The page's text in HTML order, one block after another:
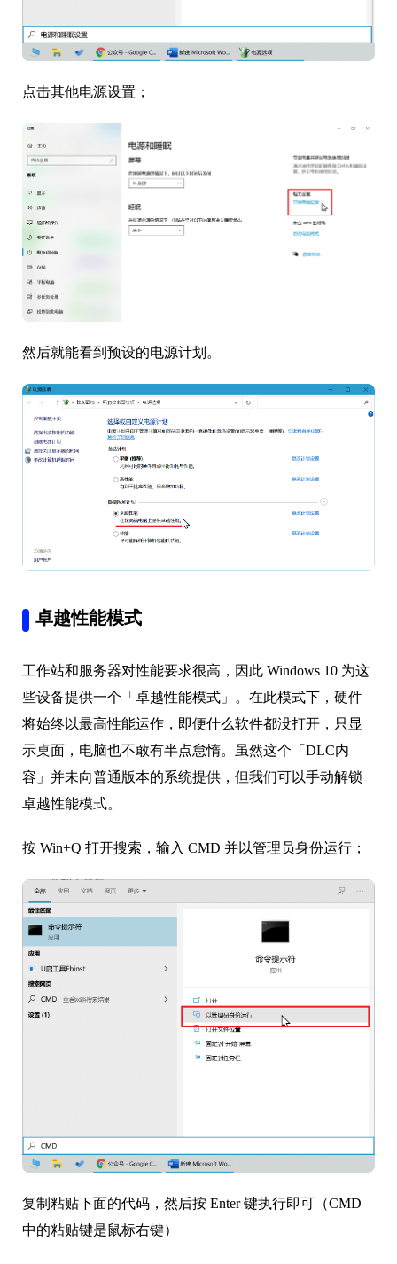
点击其他电源设置；
然后就能看到预设的电源计划。
卓越性能模式
工作站和服务器对性能要求很高，因此 Windows 10 为这
些设备提供一个「卓越性能模式」。在此模式下，硬件
将始终以最高性能运作，即便什么软件都没打开，只显
示桌面，电脑也不敢有半点怠惰。虽然这个「DLC内
容」并未向普通版本的系统提供，但我们可以手动解锁
卓越性能模式。
按 Win+Q 打开搜索，输入 CMD 并以管理员身份运行；
复制粘贴下面的代码，然后按 Enter 键执行即可（CMD
中的粘贴键是鼠标右键）